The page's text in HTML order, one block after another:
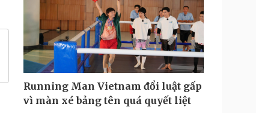
Running Man Vietnam đổi luật gấp
vì màn xé bảng tên quá quyết liệt